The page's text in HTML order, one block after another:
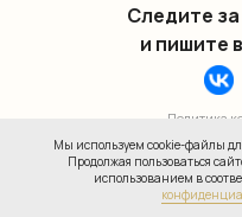
Мы используем cookie-файлы
Продолжая пользоваться
использованием в
Следите
и пишите
© 2015-2025
Согласие
Политика